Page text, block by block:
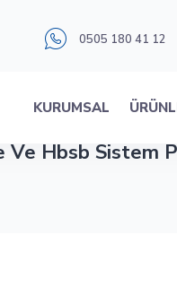
0505 180 41 12
KURUMSAL
Ve Hbsb Sistem